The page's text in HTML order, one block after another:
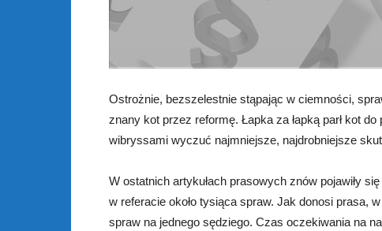
Ostrożnie, bezszelestnie stąpając w ciemności,
znany kot przez reformę. Łapka za łapką parł kot
wibryssami wyczuć najmniejsze, najdrobniejsze
W ostatnich artykułach prasowych znów pojawiły
w referacie około tysiąca spraw. Jak donosi prasa,
spraw na jednego sędziego. Czas oczekiwania na